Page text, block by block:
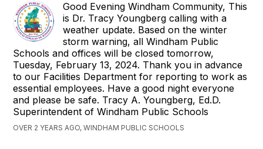
Good Evening Windham Community, This
is Dr. Tracy Youngberg calling with a
weather update. Based on the winter
storm warning, all Windham Public
Schools and offices will be closed tomorrow,
Tuesday, February 13, 2024. Thank you in advance
to our Facilities Department for reporting to work as
essential employees. Have a good night everyone
and please be safe. Tracy A. Youngberg, Ed.D.
Superintendent of Windham Public Schools
OVER 2 YEARS AGO, WINDHAM PUBLIC SCHOOLS